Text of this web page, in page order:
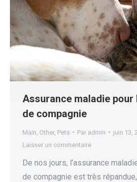
Assurance maladie pour
de compagnie
Main Other, Pets Par admin
juin 13,
Laisser un commentaire
De nos jours, l’assurance
de compagnie est très